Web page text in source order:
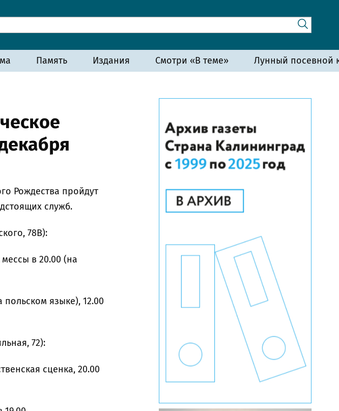
Память Издания Смотри «В теме» Лунный посевной
Рождества пройдут
служб.
78В):
в 20.00 (на
польском языке), 12.00
72):
сценка, 20.00